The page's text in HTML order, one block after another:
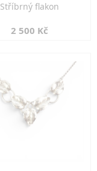
Stříbrný flakon
2 500 Kč